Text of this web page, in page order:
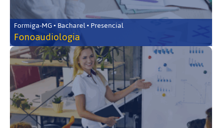
Formiga-MG • Bacharel • Presencial
Fonoaudiologia